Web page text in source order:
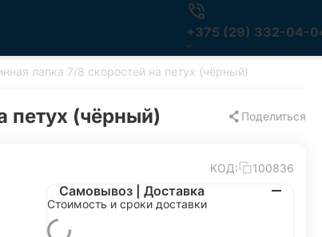
+375 (29) 332-04-
лапка 7/8 скоростей на петух (чёрный)
петух (чёрный) Поделиться
КОД: 100836
Самовывоз | Доставка
Стоимость и сроки доставки